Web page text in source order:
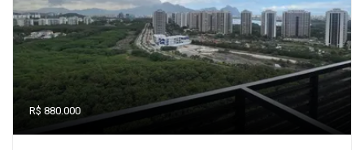
R$ 880.000